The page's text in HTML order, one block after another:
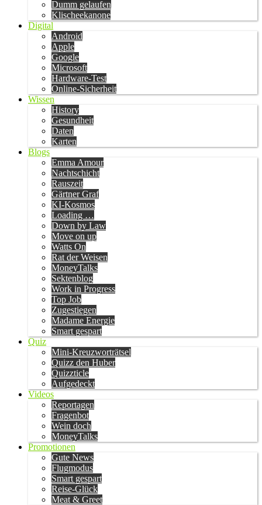
Dumm gelaufen
Klischeekanone
Digital
Android
Apple
Google
Microsoft
Hardware-Test
Online-Sicherheit
Wissen
History
Gesundheit
Daten
Karten
Blogs
Emma Amour
Nachtschicht
Rauszeit
Gärtner Graf
KI-Kosmos
Loading …
Down by Law
Move on up
Watts On
Rat der Weisen
MoneyTalks
Sektenblog
Work in Progress
Top Job
Zugestiegen
Madame Energie
Smart gespart
Quiz
Mini-Kreuzworträtsel
Quizz den Huber
Quizzticle
Aufgedeckt
Videos
Reportagen
Fragenbot
Wein doch
MoneyTalks
Promotionen
Gute News
Flugmodus
Smart gespart
Reise-Glück
Meat & Greet